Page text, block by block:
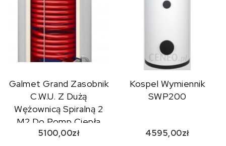
Galmet Grand Zasobnik
C.W.U. Z Dużą
Wężownicą Spiralną 2
M2 Do Pomp Ciepła
200 L Poliuretan Skay
5100,00zł
Kospel Wymiennik
SWP200
4595,00zł